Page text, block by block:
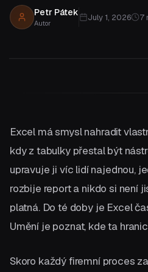
Petr Pátek
Autor
July 1, 2026 7
Excel má smysl nahradit
kdy z tabulky přestal být
upravuje ji víc lidí najednou,
rozbije report a nikdo si není
platná. Do té doby je Excel
Umění je poznat, kde ta
Skoro každý firemní proces